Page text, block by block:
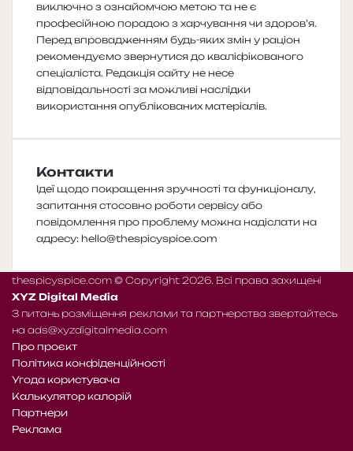
виключно з ознайомчою метою та не є
професійною порадою з харчування чи здоров’я.
Перед впровадженням будь-яких змін у раціон
рекомендуємо звернутися до кваліфікованого
спеціаліста. Редакція сайту не несе
відповідальності за можливі наслідки
використання опублікованих матеріалів.
Контакти
Ідеї щодо покращення зручності та функціоналу,
запитання стосовно роботи сервісу або
повідомлення про проблему можна надіслати на
адресу: hello@thespicyspice.com
thespicyspice.com © Copyright 2026. Всі права захищені
XYZ Digital Media
З питань розміщення реклами та партнерства звертайтесь
на ads@xyzdigitalmedia.com
Про проєкт
Політика конфіденційності
Угода користувача
Калькулятор калорій
Партнери
Реклама